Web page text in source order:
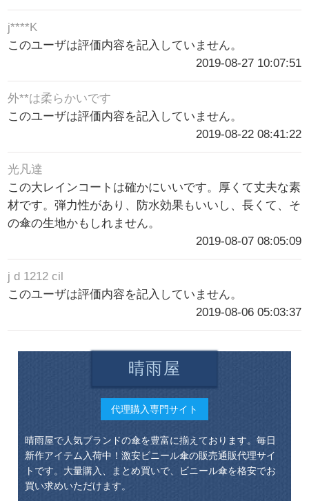
j****K
このユーザは評価内容を記入していません。
2019-08-27 10:07:51
外**は柔らかいです
このユーザは評価内容を記入していません。
2019-08-22 08:41:22
光凡達
この大レインコートは確かにいいです。厚くて丈夫な素
材です。弾力性があり、防水効果もいいし、長くて、そ
の傘の生地かもしれません。
2019-08-07 08:05:09
j d 1212 cil
このユーザは評価内容を記入していません。
2019-08-06 05:03:37
晴雨屋
代理購入専門サイト
晴雨屋で人気ブランドの傘を豊富に揃えております。毎日
新作アイテム入荷中！激安ビニール傘の販売通販代理サイ
トです。大量購入、まとめ買いで、ビニール傘を格安でお
買い求めいただけます。